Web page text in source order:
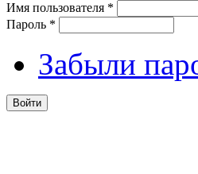
Имя пользователя *
Пароль *
Забыли